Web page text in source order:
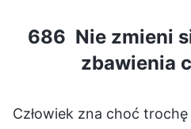
686 Nie zmieni
zbawienia
Człowiek zna choć